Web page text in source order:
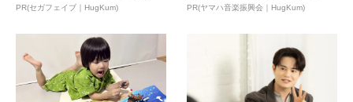
ん...
PR(セガフェイブ｜HugKum)
ュ...
PR(ヤマハ音楽振興会｜HugKum)